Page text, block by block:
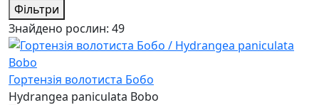
Фільтри
Знайдено рослин: 49
Гортензія волотиста Бобо
Hydrangea paniculata Bobo